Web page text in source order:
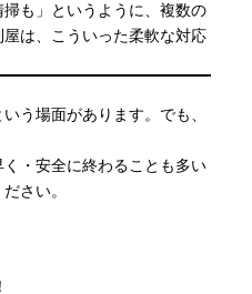
も」というように、複数の
は、こういった柔軟な対応
う場面があります。でも、
・安全に終わることも多い
さい。